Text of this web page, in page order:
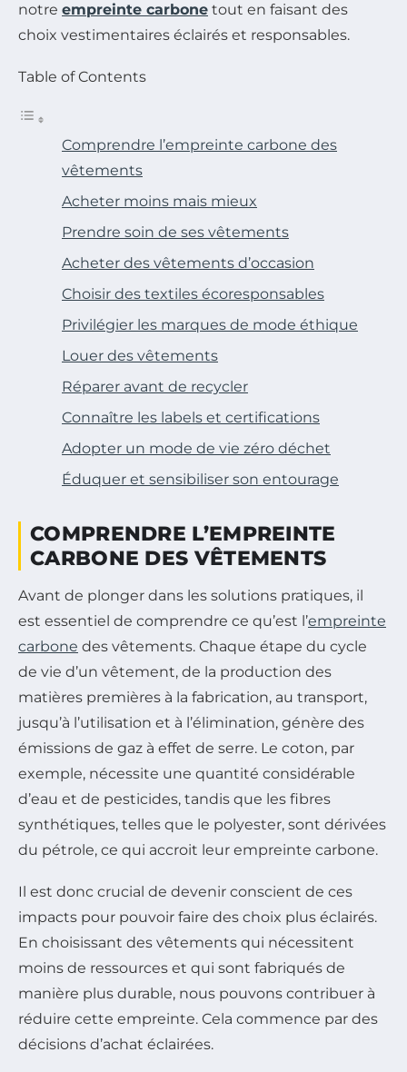
notre empreinte carbone tout en faisant des
choix vestimentaires éclairés et responsables.
Table of Contents
Comprendre l’empreinte carbone des
vêtements
Acheter moins mais mieux
Prendre soin de ses vêtements
Acheter des vêtements d’occasion
Choisir des textiles écoresponsables
Privilégier les marques de mode éthique
Louer des vêtements
Réparer avant de recycler
Connaître les labels et certifications
Adopter un mode de vie zéro déchet
Éduquer et sensibiliser son entourage
COMPRENDRE L’EMPREINTE
CARBONE DES VÊTEMENTS
Avant de plonger dans les solutions pratiques, il
est essentiel de comprendre ce qu’est l’empreinte
carbone des vêtements. Chaque étape du cycle
de vie d’un vêtement, de la production des
matières premières à la fabrication, au transport,
jusqu’à l’utilisation et à l’élimination, génère des
émissions de gaz à effet de serre. Le coton, par
exemple, nécessite une quantité considérable
d’eau et de pesticides, tandis que les fibres
synthétiques, telles que le polyester, sont dérivées
du pétrole, ce qui accroit leur empreinte carbone.
Il est donc crucial de devenir conscient de ces
impacts pour pouvoir faire des choix plus éclairés.
En choisissant des vêtements qui nécessitent
moins de ressources et qui sont fabriqués de
manière plus durable, nous pouvons contribuer à
réduire cette empreinte. Cela commence par des
décisions d’achat éclairées.